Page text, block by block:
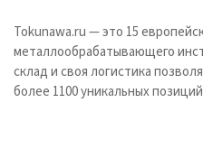
Tokunawa.ru — это 15
металлообрабатывающего
склад и своя логистика
более 1100 уникальных